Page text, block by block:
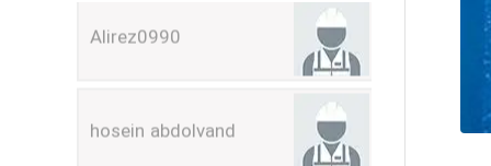
hosein abdolvand
Kati